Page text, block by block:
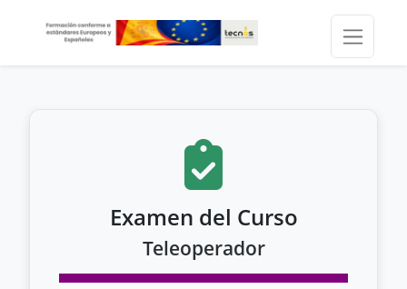
Examen del Curso
Teleoperador